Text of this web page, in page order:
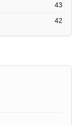
43
42